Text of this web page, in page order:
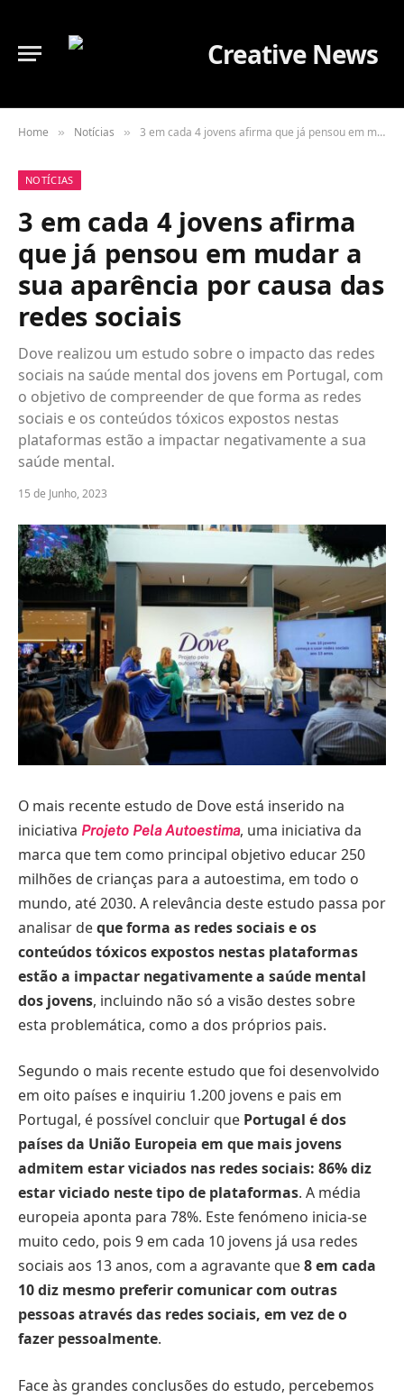
Home » Notícias » 3 em cada 4 jovens afirma que já pensou em mudar a sua aparência por causa das redes sociais
NOTÍCIAS
3 em cada 4 jovens afirma
que já pensou em mudar a
sua aparência por causa das
redes sociais
Dove realizou um estudo sobre o impacto das redes
sociais na saúde mental dos jovens em Portugal, com
o objetivo de compreender de que forma as redes
sociais e os conteúdos tóxicos expostos nestas
plataformas estão a impactar negativamente a sua
saúde mental.
15 de Junho, 2023
O mais recente estudo de Dove está inserido na
iniciativa Projeto Pela Autoestima, uma iniciativa da
marca que tem como principal objetivo educar 250
milhões de crianças para a autoestima, em todo o
mundo, até 2030. A relevância deste estudo passa por
analisar deque forma as redes sociais e os
conteúdos tóxicos expostos nestas plataformas
estão a impactar negativamente a saúde mental
dos jovens, incluindo não só a visão destes sobre
esta problemática, como a dos próprios pais.
Segundo o mais recente estudo que foi desenvolvido
em oito países e inquiriu 1.200 jovens e pais em
Portugal, é possível concluir que Portugal é dos
países da União Europeia em que mais jovens
admitem estarviciados nas redes sociais: 86% diz
estar viciado neste tipo de plataformas. A média
europeia aponta para 78%. Este fenómeno inicia-se
muito cedo, pois 9 em cada 10 jovens já usa redes
sociais aos 13 anos, com a agravante que8 em cada
10 diz mesmo preferir comunicar com outras
pessoas através das redes sociais, em vez de o
fazer pessoalmente.
Face às grandes conclusões do estudo, percebemos